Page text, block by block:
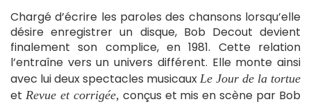
Chargé d’écrire les paroles des chansons lorsqu’elle
désire enregistrer un disque, Bob Decout devient
finalement son complice, en 1981. Cette relation
l’entraîne vers un univers différent. Elle monte ainsi
avec lui deux spectacles musicaux Le Jour de la tortue
et Revue et corrigée, conçus et mis en scène par Bob